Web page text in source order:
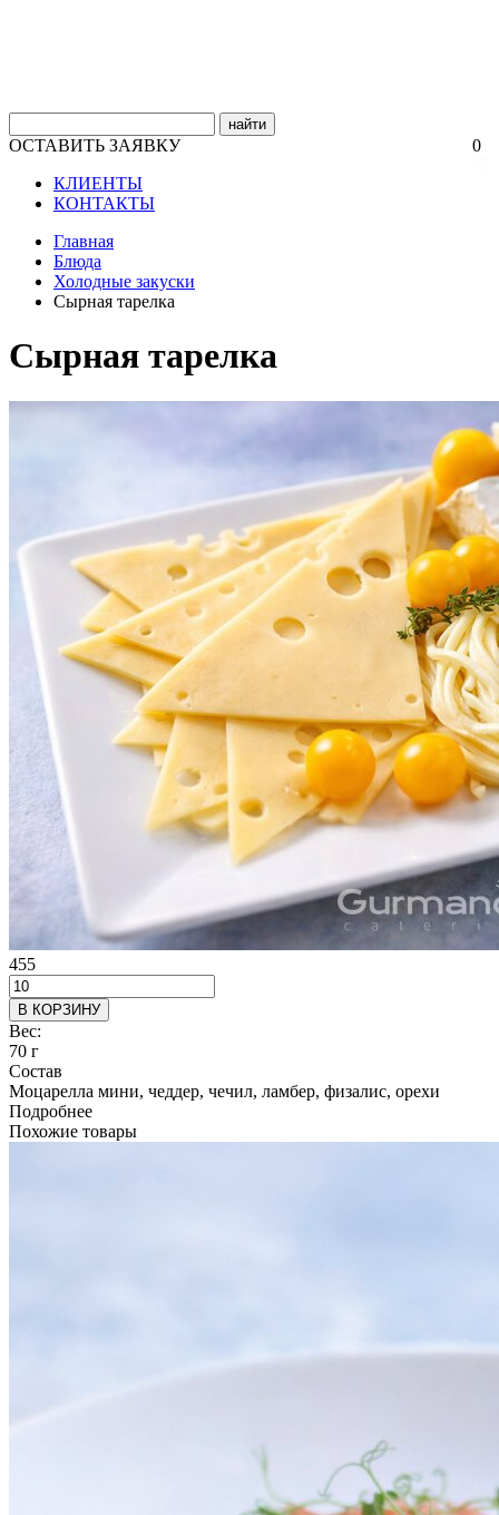
найти
0
ОСТАВИТЬ ЗАЯВКУ
КЛИЕНТЫ
КОНТАКТЫ
Главная
Блюда
Холодные закуски
Сырная тарелка
Сырная тарелка
455
В КОРЗИНУ
Вес:
70 г
Состав
Моцарелла мини, чеддер, чечил, ламбер, физалис, орехи
Подробнее
Похожие товары